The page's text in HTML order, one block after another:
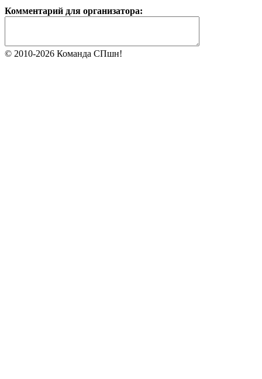
Комментарий для организатора:
© 2010-2026 Команда СПшн!